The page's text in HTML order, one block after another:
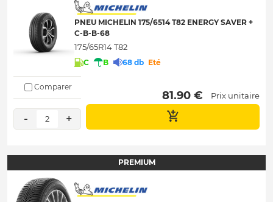
PNEU MICHELIN 175/6514 T82 ENERGY SAVER +
C-B-B-68
175/65R14 T82
C B 68 db Eté
Comparer
- 2 +
81.90 € Prix unitaire
PREMIUM